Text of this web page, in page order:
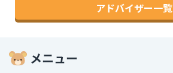
アドバイザー一覧
メニュー